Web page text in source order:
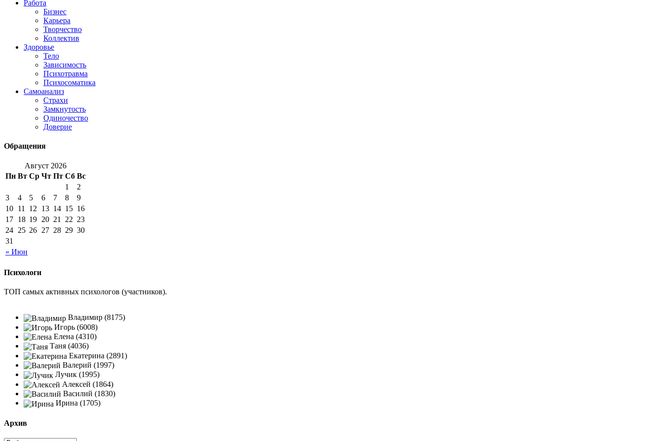
Работа
Бизнес
Карьера
Творчество
Коллектив
Здоровье
Тело
Зависимость
Психотравма
Психосоматика
Самоанализ
Страхи
Замкнутость
Одиночество
Доверие
Обращения
Август 2026
Пн Вт Ср Чт Пт Сб Вс
« Июн
1
2
3
4 5 6 7 8
9
10 11 12 13 14 15 16
17 18 19 20 21 22 23
24 25 26 27 28 29 30
31
Психологи
ТОП самых активных психологов (участников).
Владимир (8175)
Игорь (6008)
Елена (4310)
Таня (4036)
Екатерина (2891)
Валерий (1997)
Лучик (1995)
Алексей (1864)
Василий (1830)
Ирина (1705)
Архив